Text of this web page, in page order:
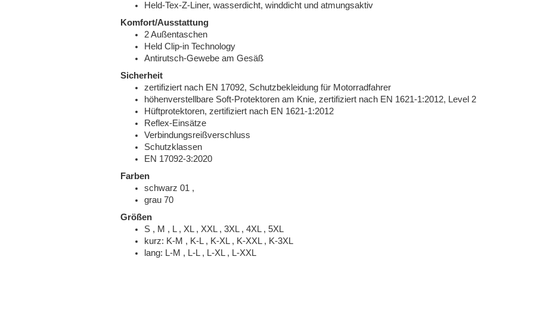
Held-Tex-Z-Liner, wasserdicht, winddicht und atmungsaktiv
Komfort/Ausstattung
2 Außentaschen
Held Clip-in Technology
Antirutsch-Gewebe am Gesäß
Sicherheit
zertifiziert nach EN 17092, Schutzbekleidung für Motorradfahrer
höhenverstellbare Soft-Protektoren am Knie, zertifiziert nach EN 1621-1:2012, Level 2
Hüftprotektoren, zertifiziert nach EN 1621-1:2012
Reflex-Einsätze
Verbindungsreißverschluss
Schutzklassen
EN 17092-3:2020
Farben
schwarz 01 ,
grau 70
Größen
S , M , L , XL , XXL , 3XL , 4XL , 5XL
kurz: K-M , K-L , K-XL , K-XXL , K-3XL
lang: L-M , L-L , L-XL , L-XXL